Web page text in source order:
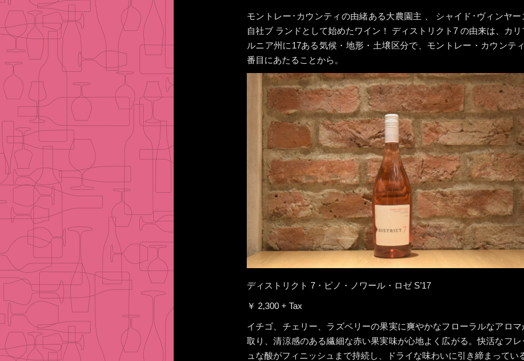
モントレー･カウンティの由緒ある⼤農園主 、 シャイド･ヴィンヤー
⾃社ブ ランドとして始めたワイン！ ディストリクト7 の由来は、カリ
ルニア州に17ある気候・地形・土壌区分で、モントレー・カウンテ
番目にあたることから。
ディストリクト 7・ピノ・ノワール・ロゼ S’17
￥ 2,300 + Tax
イチゴ、チェリー、ラズベリーの果実に爽やかなフローラルなアロマ
取り、清涼感のある繊細な赤い果実味が心地よく広がる。快活なフレ
ュな酸がフィニッシュまで持続し、ドライな味わいに引き締まってい